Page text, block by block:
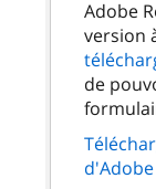
Adobe
version
de